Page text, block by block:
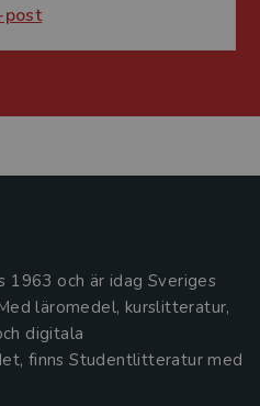
post
och är idag Sveriges
läromedel, kurslitteratur,
digitala
finns Studentlitteratur med